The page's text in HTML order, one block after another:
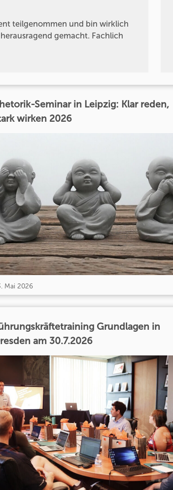
teilgenommen und bin wirklich
gemacht. Fachlich
Seminar in Leipzig: Klar reden,
wirken 2026
Mai 2026
Grundlagen in
am 30.7.2026